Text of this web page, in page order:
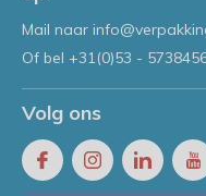
Mail naar
Of bel +31(0)53 -
Volg ons